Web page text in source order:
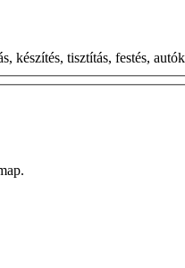
készítés, tisztítás, festés,